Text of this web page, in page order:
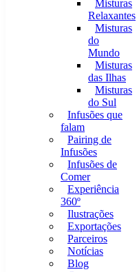
Misturas
Relaxantes
Misturas
do
Mundo
Misturas
das Ilhas
Misturas
do Sul
Infusões que
falam
Pairing de
Infusões
Infusões de
Comer
Experiência
360º
Ilustrações
Exportações
Parceiros
Notícias
Blog